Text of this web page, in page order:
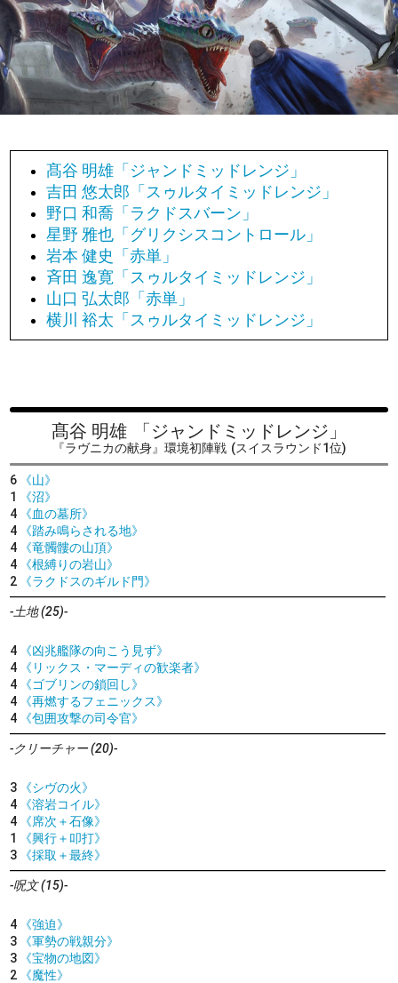
髙谷 明雄「ジャンドミッドレンジ」
吉田 悠太郎「スゥルタイミッドレンジ」
野口 和喬「ラクドスバーン」
星野 雅也「グリクシスコントロール」
岩本 健史「赤単」
斉田 逸寛「スゥルタイミッドレンジ」
山口 弘太郎「赤単」
横川 裕太「スゥルタイミッドレンジ」
髙谷 明雄 「ジャンドミッドレンジ」
『ラヴニカの献身』環境初陣戦 (スイスラウンド1位)
6
《山》
1
《沼》
4
《血の墓所》
4
《踏み鳴らされる地》
4
《竜髑髏の山頂》
4
《根縛りの岩山》
2
《ラクドスのギルド門》
-土地 (25)-
4
《凶兆艦隊の向こう見ず》
4
《リックス・マーディの歓楽者》
4
《ゴブリンの鎖回し》
4
《再燃するフェニックス》
4
《包囲攻撃の司令官》
-クリーチャー (20)-
3
《シヴの火》
4
《溶岩コイル》
4
《席次＋石像》
1
《興行＋叩打》
3
《採取＋最終》
-呪文 (15)-
4
《強迫》
3
《軍勢の戦親分》
3
《宝物の地図》
2
《魔性》